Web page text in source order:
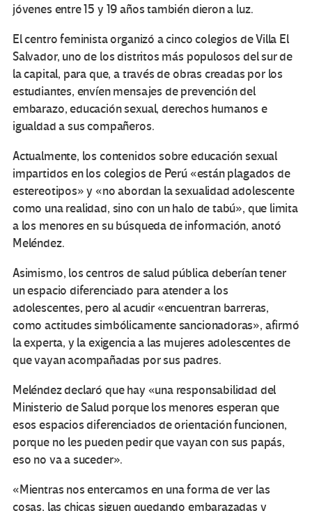
jóvenes entre 15 y 19 años también dieron a luz.
El centro feminista organizó a cinco colegios de Villa El
Salvador, uno de los distritos más populosos del sur de
la capital, para que, a través de obras creadas por los
estudiantes, envíen mensajes de prevención del
embarazo, educación sexual, derechos humanos e
igualdad a sus compañeros.
Actualmente, los contenidos sobre educación sexual
impartidos en los colegios de Perú «están plagados de
estereotipos» y «no abordan la sexualidad adolescente
como una realidad, sino con un halo de tabú», que limita
a los menores en su búsqueda de información, anotó
Meléndez.
Asimismo, los centros de salud pública deberían tener
un espacio diferenciado para atender a los
adolescentes, pero al acudir «encuentran barreras,
como actitudes simbólicamente sancionadoras», afirmó
la experta, y la exigencia a las mujeres adolescentes de
que vayan acompañadas por sus padres.
Meléndez declaró que hay «una responsabilidad del
Ministerio de Salud porque los menores esperan que
esos espacios diferenciados de orientación funcionen,
porque no les pueden pedir que vayan con sus papás,
eso no va a suceder».
«Mientras nos entercamos en una forma de ver las
cosas, las chicas siguen quedando embarazadas y